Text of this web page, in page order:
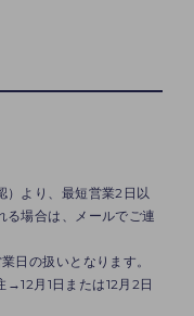
）より、最短営業2日以
る場合は、メールでご連
日の扱いとなります。
月1日または12月2日